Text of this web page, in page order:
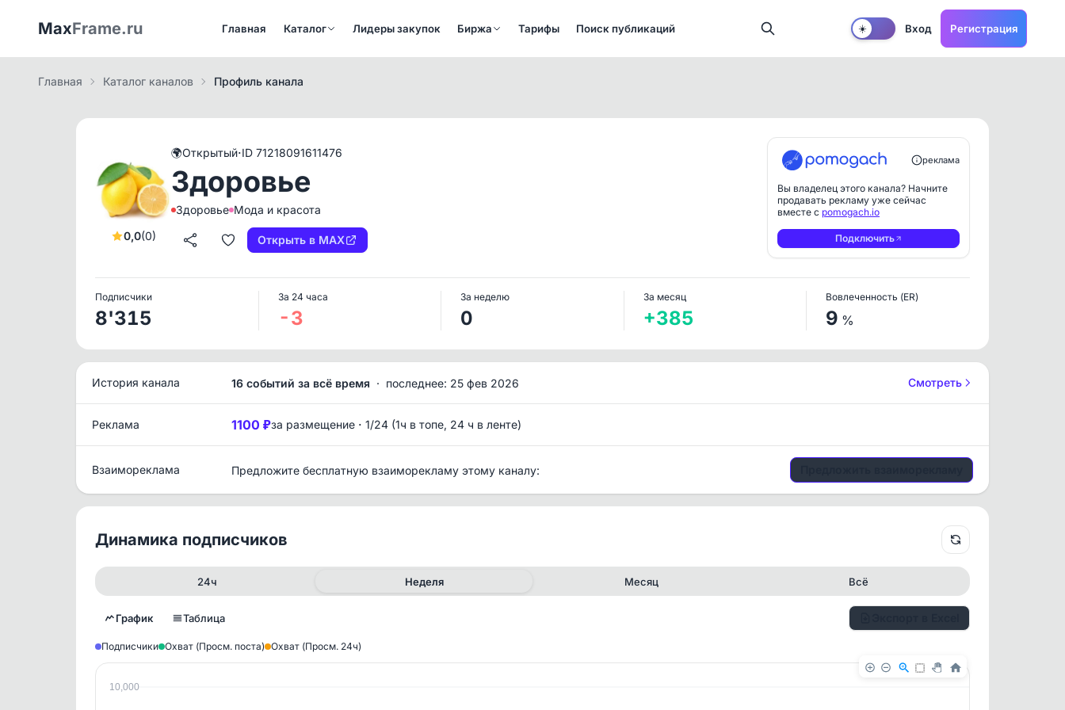
MaxFrame.ru Главная Каталог Лидеры закупок Биржа Тарифы Поиск публикаций ☀️ Вход Регистрация
Главная Каталог каналов Профиль канала
0,0(0)
🌍Открытый·ID 71218091611476
Здоровье
Здоровье Мода и красота
Открыть в MAX
реклама
Вы владелец этого канала? Начните
продавать рекламу уже сейчас
вместе с pomogach.io
Подключить
Подписчики
8'315
За 24 часа
-3
За неделю
0
За месяц
+385
Вовлеченность (ER)
9 %
История канала 16 событий за всё время · последнее: 25 фев 2026 Смотреть
Реклама 1100 ₽за размещение · 1/24 (1ч в топе, 24 ч в ленте)
Взаимореклама Предложите бесплатную взаиморекламу этому каналу:
Динамика подписчиков
24ч Неделя Месяц Всё
График Таблица
Подписчики Охват (Просм. поста) Охват (Просм. 24ч)
10,000